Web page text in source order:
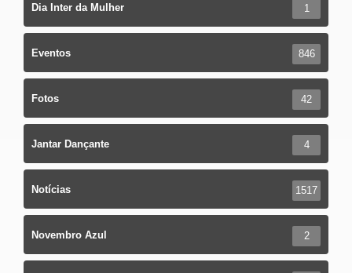
Dia Inter da Mulher 1
Eventos 846
Fotos 42
Jantar Dançante 4
Notícias 1517
Novembro Azul 2